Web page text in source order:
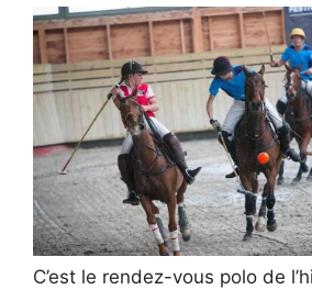
C’est le rendez-vous polo de